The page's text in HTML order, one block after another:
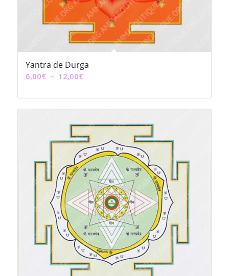
Yantra de Durga
6,00€ – 12,00€Plage
prix :
à
12,00€